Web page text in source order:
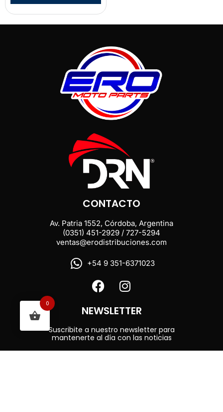
CONTACTO
Av. Patria 1552, Córdoba, Argentina
(0351) 451-2929 / 727-5294
ventas@erodistribuciones.com
+54 9 351-6371023
NEWSLETTER
Suscribite a nuestro newsletter para
mantenerte al día con las noticias
0